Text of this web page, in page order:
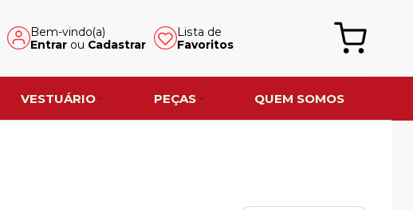
Bem-vindo(a)
Entrarou Cadastrar
Lista de
Favoritos
VESTUÁRIO PEÇAS QUEM SOMOS